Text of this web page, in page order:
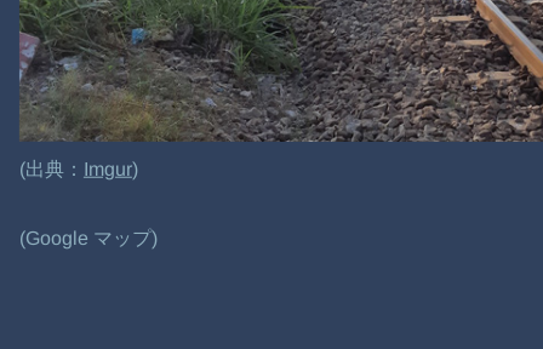
(出典： Imgur)
(Google マップ)